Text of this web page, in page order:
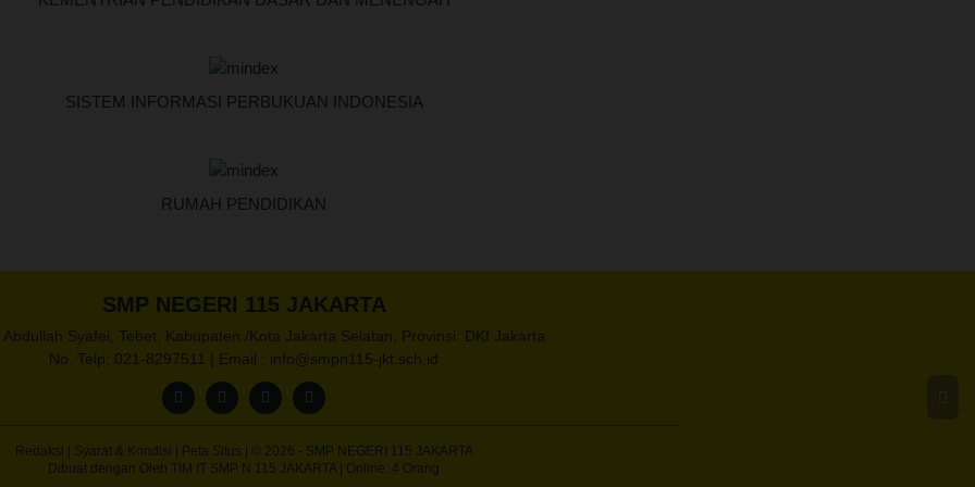
SISTEM INFORMASI PERBUKUAN INDONESIA
RUMAH PENDIDIKAN
SMP NEGERI 115 JAKARTA
Abdullah Syafei, Tebet. Kabupaten /Kota Jakarta Selatan, Provinsi: DKI Jakarta
No. Telp: 021-8297511 | Email : info@smpn115-jkt.sch.id
Redaksi Syarat & Kondisi Peta Situs
| © 2026 - SMP NEGERI 115 JAKARTA
Dibuat dengan Oleh TIM IT SMP N 115 JAKARTA Online: 4 Orang